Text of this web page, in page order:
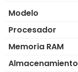
Modelo
Procesador
Memoria RAM
Almacenamiento